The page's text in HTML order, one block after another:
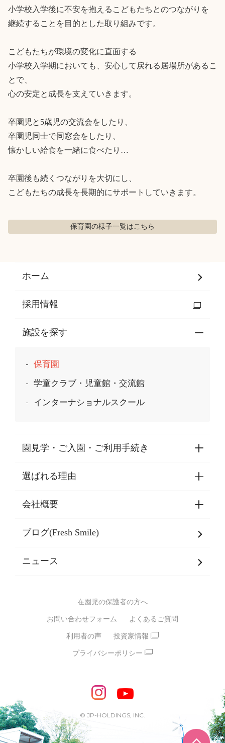
小学校入学後に不安を抱えるこどもたちとのつながりを
継続することを目的とした取り組みです。
こどもたちが環境の変化に直面する
小学校入学期においても、安心して戻れる居場所があるこ
とで、
心の安定と成長を支えていきます。
卒園児と5歳児の交流会をしたり、
卒園児同士で同窓会をしたり、
懐かしい給食を一緒に食べたり…
卒園後も続くつながりを大切にし、
こどもたちの成長を長期的にサポートしていきます。
保育園の様子一覧はこちら
ホーム
採用情報
施設を探す
保育園
学童クラブ・児童館・交流館
インターナショナルスクール
園見学・ご入園・ご利用手続き
園見学・ご入園・ご利用手続き
東京都認証保育所空き状況
選ばれる理由
選ばれる理由一覧
乳児期・幼児期・
バイリンガル保育園
スポーツ保育園
モンテッソーリ式保育園
STEAMS保育・学童
えいご
めざせ！バイリンガル！
めざせ！アスリート教室
ピアノ教室♪ ドレミっこ
会社概要
会社概要
SDGsについて
ブログ(Fresh Smile)
ニュース
在園児の保護者の方へ
お問い合わせフォーム よくあるご質問
利用者の声 投資家情報
プライバシーポリシー
© JP-HOLDINGS, INC.